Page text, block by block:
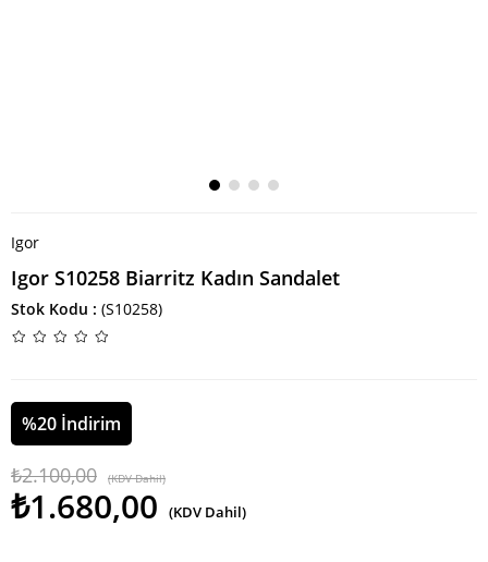
Igor
Igor S10258 Biarritz Kadın Sandalet
Stok Kodu (S10258)
%20 İndirim
₺2.100,00 (KDV Dahil)
₺1.680,00 (KDV Dahil)